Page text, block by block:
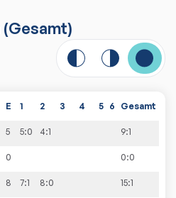
(Gesamt)
E 1 2 3 4 5 6 Gesamt
5 5:0 4:1 9:1
0 0:0
8 7:1 8:0 15:1